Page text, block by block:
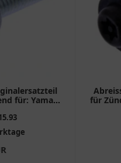
für: Yamaha
für